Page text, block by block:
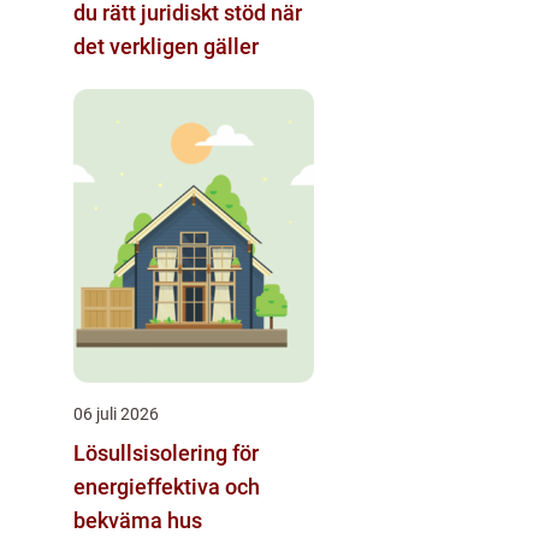
du rätt juridiskt stöd när
det verkligen gäller
06 juli 2026
Lösullsisolering för
energieffektiva och
bekväma hus